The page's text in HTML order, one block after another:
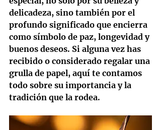
delicadeza, sino también por el
profundo significado que encierra
como símbolo de paz, longevidad y
buenos deseos. Si alguna vez has
recibido o considerado regalar una
grulla de papel, aquí te contamos
todo sobre su importancia y la
tradición que la rodea.